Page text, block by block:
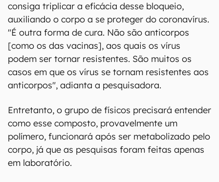
consiga triplicar a eficácia desse bloqueio,
auxiliando o corpo a se proteger do coronavírus.
"É outra forma de cura. Não são anticorpos
[como os das vacinas], aos quais os vírus
podem ser tornar resistentes. São muitos os
casos em que os vírus se tornam resistentes aos
anticorpos", adianta a pesquisadora.
Entretanto, o grupo de físicos precisará entender
como esse composto, provavelmente um
polímero, funcionará após ser metabolizado pelo
corpo, já que as pesquisas foram feitas apenas
em laboratório.